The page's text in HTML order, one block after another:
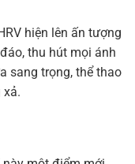
hiện lên ấn tượng
thu hút mọi ánh
sang trọng, thể thao
xả.